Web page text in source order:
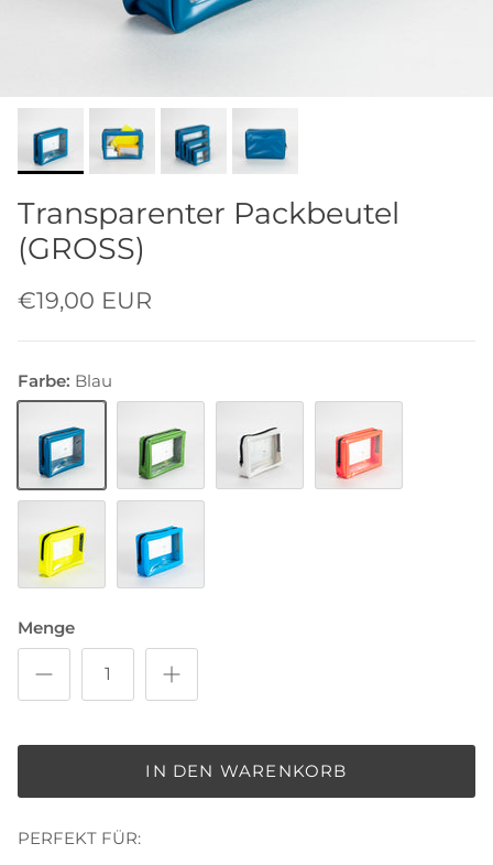
Transparenter Packbeutel
(GROSS)
€19,00 EUR
Farbe: Blau
Blau Grün
Menge
IN DEN WARENKORB
PERFEKT FÜR: